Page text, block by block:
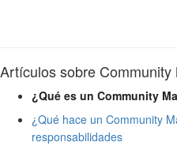
Artículos sobre Community
¿Qué es un Community
¿Qué hace un Community
responsabilidades